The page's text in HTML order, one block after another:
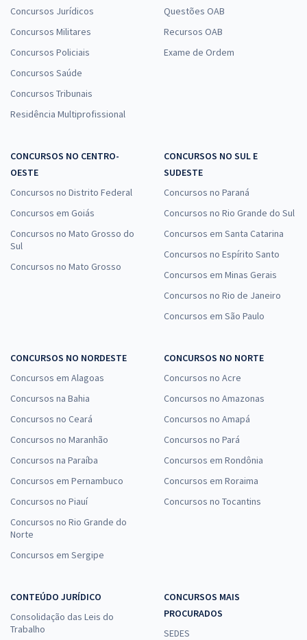
Concursos Jurídicos
Concursos Militares
Concursos Policiais
Concursos Saúde
Concursos Tribunais
Residência Multiprofissional
Questões OAB
Recursos OAB
Exame de Ordem
CONCURSOS NO CENTRO-
OESTE
Concursos no Distrito Federal
Concursos em Goiás
Concursos no Mato Grosso do
Sul
Concursos no Mato Grosso
CONCURSOS NO SUL E
SUDESTE
Concursos no Paraná
Concursos no Rio Grande do Sul
Concursos em Santa Catarina
Concursos no Espírito Santo
Concursos em Minas Gerais
Concursos no Rio de Janeiro
Concursos em São Paulo
CONCURSOS NO NORDESTE
Concursos em Alagoas
Concursos na Bahia
Concursos no Ceará
Concursos no Maranhão
Concursos na Paraíba
Concursos em Pernambuco
Concursos no Piauí
Concursos no Rio Grande do
Norte
Concursos em Sergipe
CONCURSOS NO NORTE
Concursos no Acre
Concursos no Amazonas
Concursos no Amapá
Concursos no Pará
Concursos em Rondônia
Concursos em Roraima
Concursos no Tocantins
CONTEÚDO JURÍDICO
Consolidação das Leis do
Trabalho
CONCURSOS MAIS
PROCURADOS
SEDES